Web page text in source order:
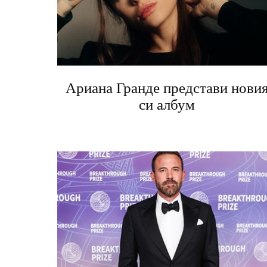
Ариана Гранде представи
си албум